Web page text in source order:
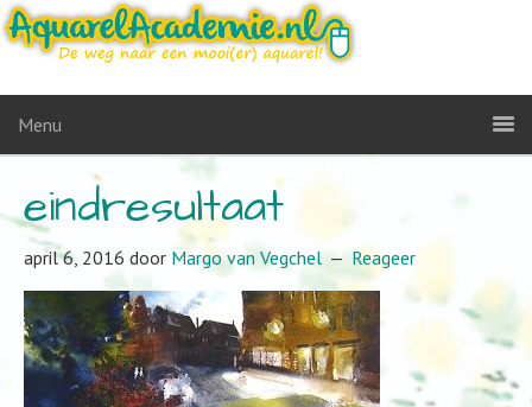
Menu
eindresultaat
april 6, 2016 door Margo van Vegchel Reageer